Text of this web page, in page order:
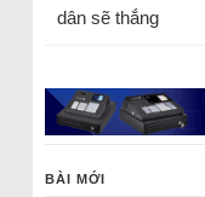
dân sẽ thắng
BÀI MỚI